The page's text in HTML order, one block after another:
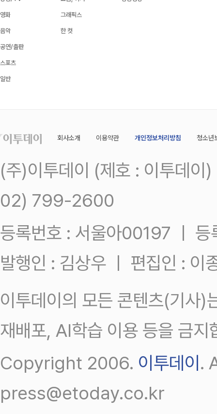
영화
음악
공연/출판
스포츠
일반
그래픽스
한 컷
회사소개 이용약관 개인정보처리방침 청소년
(주)이투데이 (제호 : 이투데
02) 799-2600
등록번호 : 서울아00197 ㅣ
발행인 : 김상우 ㅣ 편집인 : 이
이투데이의 모든 콘텐츠(기사)
재배포, AI학습 이용 등을 금지
Copyright 2006. 이투데이.
press@etoday.co.kr